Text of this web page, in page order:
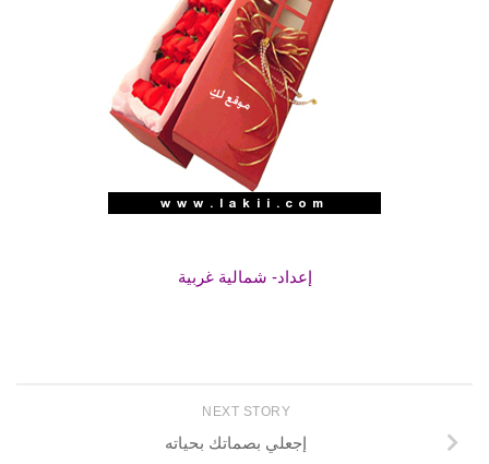
إعداد- شمالية غربية
NEXT STORY
إجعلي بصماتك بحياته